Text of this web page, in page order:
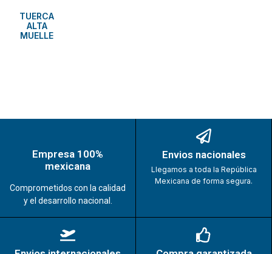
TUERCA
ALTA
MUELLE
Empresa 100%
mexicana
Comprometidos con la calidad
y el desarrollo nacional.
Envios nacionales
Llegamos a toda la República
Mexicana de forma segura.